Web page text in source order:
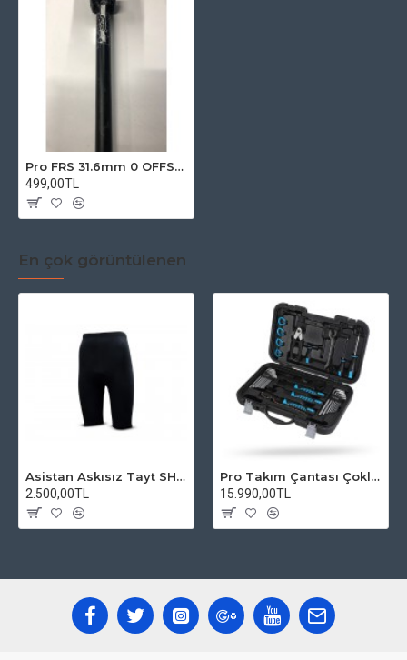
Pro FRS 31.6mm 0 OFFSET Sele Borusu
499,00TL
En çok görüntülenen
Asistan Askısız Tayt SH20 Pedli Siyah
2.500,00TL
Pro Takım Çantası Çoklu Tamir Seti
15.990,00TL